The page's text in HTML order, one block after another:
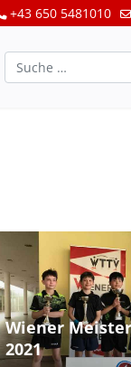
+43 650 5481010
Suchen
Wiener
2021